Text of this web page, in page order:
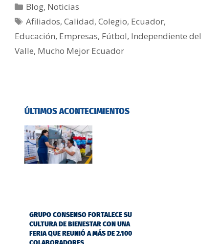
Blog, Noticias
Afiliados,Calidad,Colegio, Ecuador,
Educación, Empresas, Fútbol, Independiente del
Valle, Mucho Mejor Ecuador
ÚLTIMOS ACONTECIMIENTOS
GRUPO CONSENSO FORTALECE SU
CULTURA DE BIENESTAR CON UNA
FERIA QUE REUNIÓ A MÁS DE 2.100